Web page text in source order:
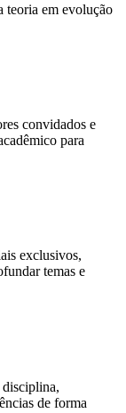
teoria em evolução
convidados e
para
exclusivos,
temas e
disciplina,
de forma